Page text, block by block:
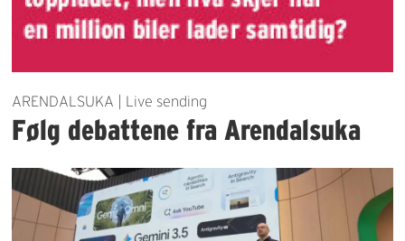
ARENDALSUKA | Live sending
Følg debattene fra Arendalsuka